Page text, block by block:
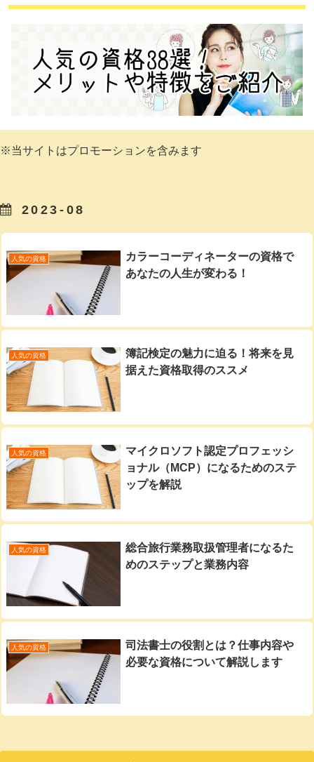
※当サイトはプロモーションを含みます
2023-08
人気の資格
カラーコーディネーターの資格で
あなたの人生が変わる！
人気の資格
簿記検定の魅力に迫る！将来を見
据えた資格取得のススメ
人気の資格
マイクロソフト認定プロフェッシ
ョナル（MCP）になるためのステ
ップを解説
人気の資格
総合旅行業務取扱管理者になるた
めのステップと業務内容
人気の資格
司法書士の役割とは？仕事内容や
必要な資格について解説します